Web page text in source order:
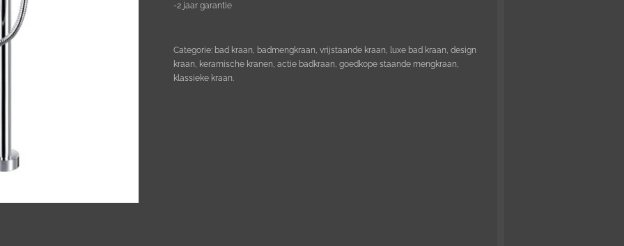
-2 jaar garantie
Categorie: bad kraan, badmengkraan, vrijstaande kraan, luxe bad kraan, design
kraan, keramische kranen, actie badkraan, goedkope staande mengkraan,
klassieke kraan.